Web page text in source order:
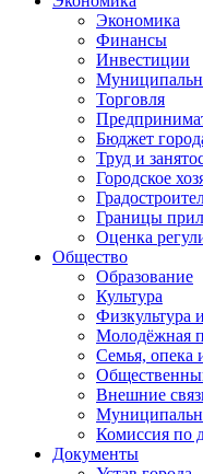
Экономика
Финансы
Инвестиции
Торговля
Бюджет
Труд и
Городское
Границы
Оценка
Общество
Образование
Культура
Физкультура
Молодёжная
Семья, опека
Внешние
Комиссия по
Документы